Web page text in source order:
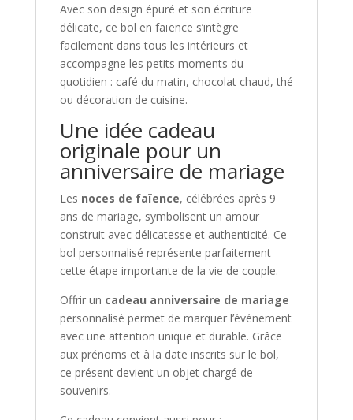
Avec son design épuré et son écriture
délicate, ce bol en faïence s’intègre
facilement dans tous les intérieurs et
accompagne les petits moments du
quotidien : café du matin, chocolat chaud, thé
ou décoration de cuisine.
Une idée cadeau
originale pour un
anniversaire de mariage
Les noces de faïence, célébrées après 9
ans de mariage, symbolisent un amour
construit avec délicatesse et authenticité. Ce
bol personnalisé représente parfaitement
cette étape importante de la vie de couple.
Offrir un cadeau anniversaire de mariage
personnalisé permet de marquer l’événement
avec une attention unique et durable. Grâce
aux prénoms et à la date inscrits sur le bol,
ce présent devient un objet chargé de
souvenirs.